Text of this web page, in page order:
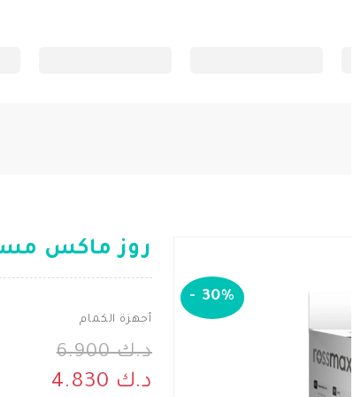
30%
-
روز ماكس
أجهزة الكمام
د.ك 6.900
د.ك 4.830